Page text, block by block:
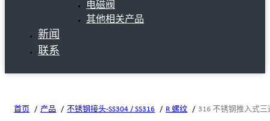
电磁阀
其他相关产品
新闻
联系
首页 产品 不锈钢接头-SS304 / SS316 R 螺纹 316 不锈钢推入式三